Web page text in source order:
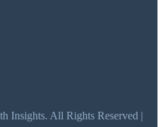
Insights. All Rights Reserved |